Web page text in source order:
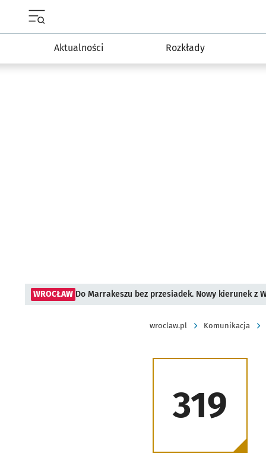
Aktualności Rozkłady
WROCŁAW Do Marrakeszu bez przesiadek. Nowy kierunek z
wroclaw.pl Komunikacja
319